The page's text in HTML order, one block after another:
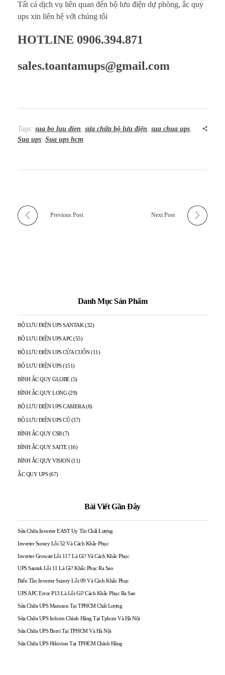
Tất cả dịch vụ liên quan đến bộ lưu điện dự phòng, ắc quy
ups xin liên hệ với chúng tôi
HOTLINE 0906.394.871
sales.toantamups@gmail.com
Tags: sua bo luu dien sửa chữa bộ lưu điện sua chua ups
Sua ups Sua ups hcm
Previous Post Next Post
Danh Mục Sản Phẩm
BỘ LƯU ĐIỆN UPS SANTAK (32)
BỘ LƯU ĐIỆN UPS APC (55)
BỘ LƯU ĐIỆN UPS CỬA CUỐN (11)
BỘ LƯU ĐIỆN UPS (151)
BÌNH ẮC QUY GLOBE (5)
BÌNH ẮC QUY LONG (29)
BỘ LƯU ĐIỆN UPS CAMERA (8)
BỘ LƯU ĐIỆN UPS CŨ (37)
BÌNH ẮC QUY CSB (7)
BÌNH ẮC QUY SAITE (16)
BÌNH ẮC QUY VISION (11)
ẮC QUY UPS (67)
Bài Viết Gần Đây
Sửa Chữa Inverter EAST Uy Tín Chất Lượng
Inverter Sumry Lỗi 52 Và Cách Khắc Phục
Inverter Growatt Lỗi 117 Là Gì? Và Cách Khắc Phục
UPS Santak Lỗi 11 Là Gì? Khắc Phục Ra Sao
Biến Tần Inverter Sumry Lỗi 09 Và Cách Khắc Phục
UPS APC Error P13 Là Lỗi Gì? Cách Khắc Phục Ra Sao
Sửa Chữa UPS Maruson Tại TPHCM Chất Lượng
Sửa Chữa UPS Inform Chính Hãng Tại Tphcm Và Hà Nội
Sửa Chữa UPS Borri Tại TPHCM Và Hà Nội
Sửa Chữa UPS Hikivion Tại TPHCM Chính Hãng